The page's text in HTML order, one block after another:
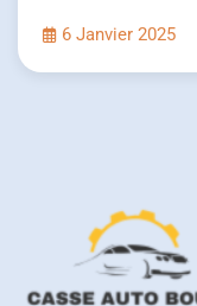
6 Janvier 2025